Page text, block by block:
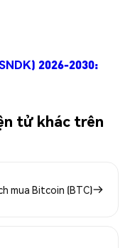
2026-2030:
tử khác trên
mua Bitcoin (BTC)